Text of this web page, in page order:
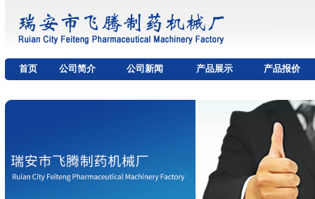
首页 公司简介 公司新闻 产品展示 产品报价